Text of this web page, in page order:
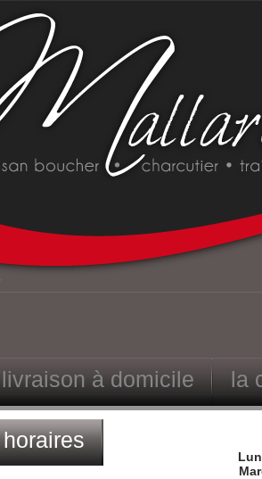
livraison à domicile la
horaires